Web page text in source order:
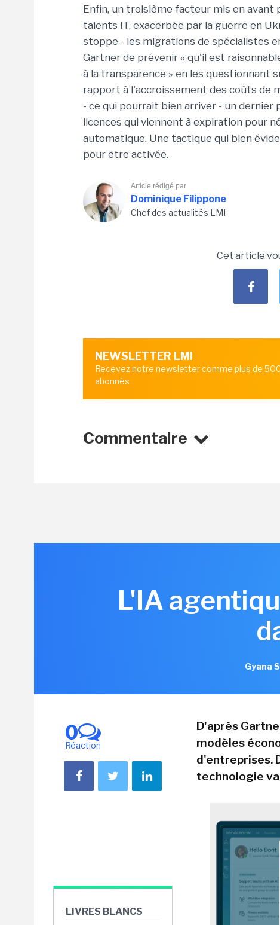
Enfin, un troisième facteur mis en avant
talents IT, exacerbée par la guerre en
stoppe - les migrations de spécialistes
Gartner de prévenir « qu'il est
à la transparence » en les questionnant
rapport à l'accroissement des coûts de
- ce qui pourrait bien arriver - un
licences qui viennent à expiration pour
automatique. Une tactique qui bien
pour être activée.
Article rédigé par
Dominique Filippone
Chef des actualités LMI
Cet article
NEWSLETTER LMI
Recevez notre newsletter comme plus de
abonnés
Commentaire
L'IA
Gyana
0
Réaction
LIVRES BLANCS
D'après
modèles
d'entreprises.
technologie